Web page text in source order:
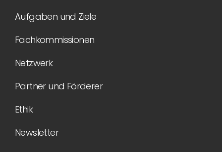
Aufgaben und Ziele
Fachkommissionen
Netzwerk
Partner und Förderer
Ethik
Newsletter